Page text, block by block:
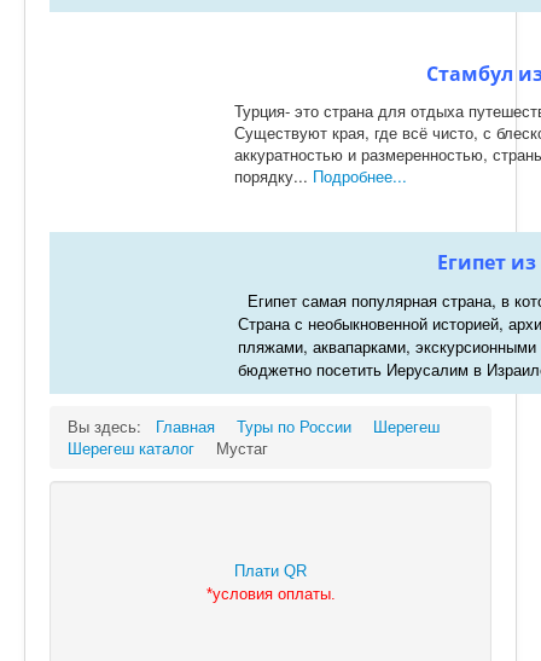
Стамбул
Турция- это страна для отдыха
Существуют края, где всё чисто, с
аккуратностью и размеренностью,
порядку... Подробнее...
Египет
Египет самая популярная страна, в
Страна с необыкновенной историей,
пляжами, аквапарками,
бюджетно посетить Иерусалим в
Вы здесь: Главная Туры по России
Шерегеш
Шерегеш каталог
Мустаг
Плати QR
*условия оплаты.